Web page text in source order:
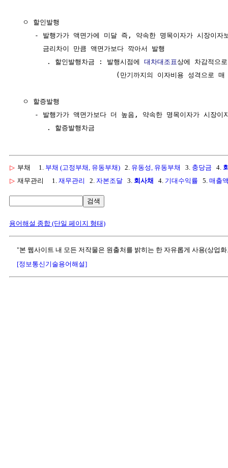
  ㅇ 할인발행
- 발행가가 액면가에 미달 즉, 약속한 명목이자가 시장이자
       금리차이 만큼 액면가보다 깍아서 발행
        . 할인발행차금 : 발행시점에
대차대조표상에 차감적으
(만기까지의 이자비용 성격으로
  ㅇ 할증발행
- 발행가가 액면가보다 더 높음, 약속한 명목이자가 시장이
▷ 부채 1. 부채 (고정부채, 유동부채) 2. 유동성, 유동부채 3. 충당금 4.
▷ 재무관리 1. 재무관리 2. 자본조달 3. 회사채 4. 기대수익률 5. 매출
검색
용어해설 종합 (단일 페이지 형태)
"본 웹사이트 내 모든 저작물은 원출처를 밝히는 한 자유롭게 사용(상업
[정보통신기술용어해설]